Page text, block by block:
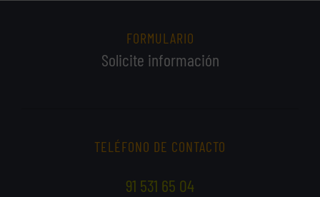
FORMULARIO
Solicite información
TELÉFONO DE CONTACTO
91 531 65 04